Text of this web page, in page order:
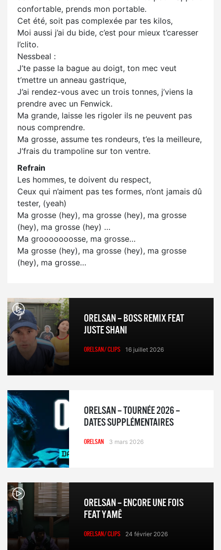
confortable, prends mon portable.
Cet été, soit pas complexée par tes kilos,
Moi aussi j’ai du bide, c’est pour mieux t’caresser
l’clito.
Nessbeal :
J’te passe la bague au doigt, ton mec veut
t’mettre un anneau gastrique,
J’ai rendez-vous avec un trois tonnes, j’viens la
prendre avec un Fenwick.
Ma grande, laisse les rigoler ils ne peuvent pas
nous comprendre.
Ma grosse, assume tes rondeurs, t’es la meilleure,
J’frais du trampoline sur ton ventre.
Refrain
Les hommes, te doivent du respect,
Ceux qui n’aiment pas tes formes, n’ont jamais dû
tester, (yeah)
Ma grosse (hey), ma grosse (hey), ma grosse
(hey), ma grosse (hey) …
Ma grooooooosse, ma grosse…
Ma grosse (hey), ma grosse (hey), ma grosse
(hey), ma grosse…
ORELSAN – BOSS REMIX FEAT
JUSTE SHANI
ORELSAN/ CLIPS 16 juillet 2026
ORELSAN – TOURNÉE 2026 –
DATES SUPPLÉMENTAIRES
ORELSAN 3 mars 2026
ORELSAN – ENCORE UNE FOIS
FEAT YAMÊ
ORELSAN/ CLIPS 24 février 2026